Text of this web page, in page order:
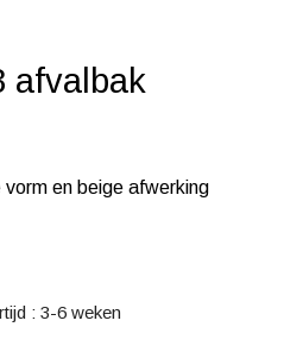
afvalbak
en beige afwerking
: 3-6 weken